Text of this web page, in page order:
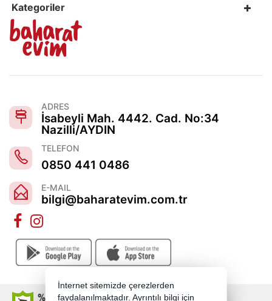
Kategoriler
ADRES
İsabeyli Mah. 4442. Cad. No:34
Nazilli/AYDIN
TELEFON
0850 441 0486
E-MAIL
bilgi@baharatevim.com.tr
İnternet sitemizde çerezlerden
faydalanılmaktadır. Ayrıntılı bilgi için